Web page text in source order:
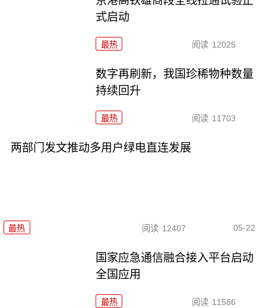
式启动
最热 阅读 12025
数字再刷新，我国珍稀物种数量
持续回升
最热 阅读 11703
两部门发文推动多用户绿电直连发展
最热 阅读 12407 05-22
国家应急通信融合接入平台启动
全国应用
最热 阅读 11586